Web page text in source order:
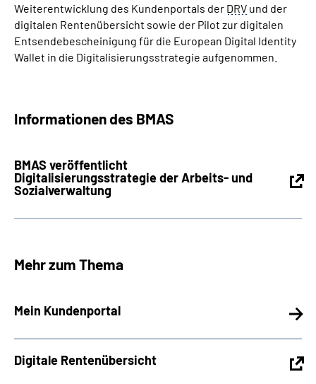
Weiterentwicklung des Kundenportals der DRV und der
digitalen Rentenübersicht sowie der Pilot zur digitalen
Entsendebescheinigung für die European Digital Identity
Wallet in die Digitalisierungsstrategie aufgenommen.
Informationen des BMAS
BMAS veröffentlicht
Digitalisierungsstrategie der Arbeits- und
Sozialverwaltung
Mehr zum Thema
Mein Kundenportal
Digitale Rentenübersicht